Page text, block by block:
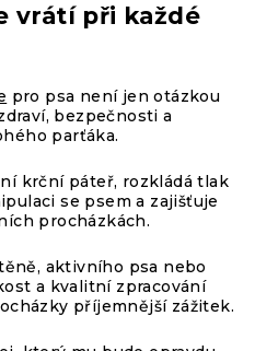
vrátí při každé
pro psa není jen otázkou
bezpečnosti a
parťáka.
krční páteř, rozkládá tlak
se psem a zajišťuje
procházkách.
, aktivního psa nebo
a kvalitní zpracování
příjemnější zážitek.